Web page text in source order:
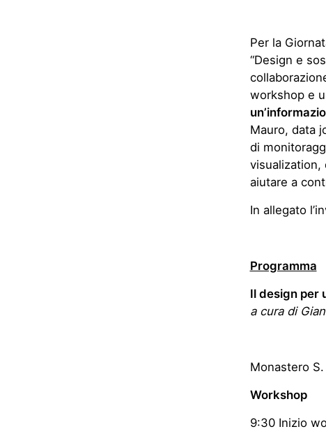
Per la
“Design e
workshop e
Mauro, data
di
visualization,
aiutare a
In allegato
Programma
Il design per
a cura di
Monastero
Workshop
9:30 Inizio